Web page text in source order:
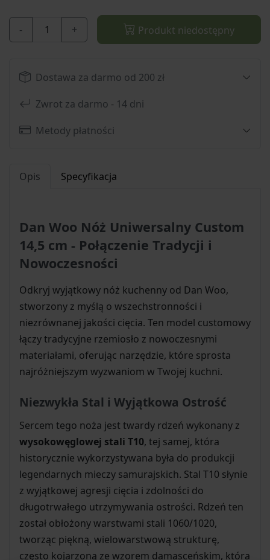
- + Produkt niedostępny
Dostawa za darmo od 200 zł
Zwrot za darmo - 14 dni
Metody płatności
Opis Specyfikacja
Dan Woo Nóż Uniwersalny Custom
14,5 cm - Połączenie Tradycji i
Nowoczesności
Odkryj wyjątkowy nóż kuchenny od Dan Woo,
stworzony z myślą o wszechstronności i
niezrównanej jakości cięcia. Ten model customowy
łączy tradycyjne rzemiosło z nowoczesnymi
materiałami, oferując narzędzie, które sprosta
najróżniejszym wyzwaniom w Twojej kuchni.
Niezwykła Stal i Wyjątkowa Ostrość
Sercem tego noża jest twardy rdzeń wykonany z
wysokowęglowej stali T10, tej samej, która
historycznie wykorzystywana była do produkcji
legendarnych mieczy samurajskich. Stal T10 słynie
z wyjątkowej agresji cięcia i zdolności do
długotrwałego utrzymywania ostrości. Rdzeń ten
został obłożony warstwami stali 1060/1020,
tworząc piękną, wielowarstwową strukturę,
często kojarzoną ze wzorem damasceńskim, która